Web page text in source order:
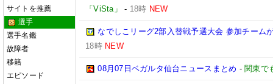
サイトを推薦
選手
選手名鑑
故障者
移籍
エピソード
「ViSta」
- 18時 NEW
なでしこリーグ2部入替戦予選大会 参加チーム
18時 NEW
08月07日ベガルタ仙台ニュースまとめ - 関東で